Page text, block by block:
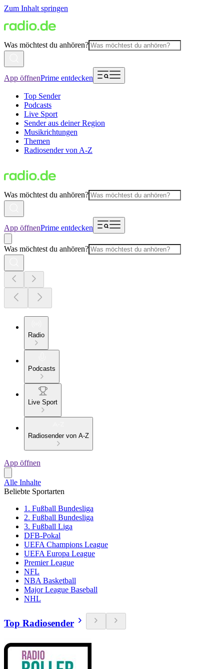
Zum Inhalt springen
Was möchtest du anhören?
App öffnenPrime entdecken
Top Sender
Podcasts
Live Sport
Sender aus deiner Region
Musikrichtungen
Themen
Radiosender von A-Z
Was möchtest du anhören?
App öffnenPrime entdecken
Was möchtest du anhören?
Radio
Podcasts
Live Sport
Radiosender von A-Z
App öffnen
Alle Inhalte
Beliebte Sportarten
1. Fußball Bundesliga
2. Fußball Bundesliga
3. Fußball Liga
DFB-Pokal
UEFA Champions League
UEFA Europa League
Premier League
NFL
NBA Basketball
Major League Baseball
NHL
Top Radiosender